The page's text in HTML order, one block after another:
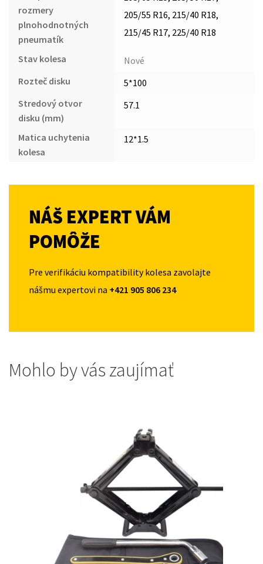
rozmery
plnohodnotných
pneumatík
205/55 R16, 215/40 R18,
215/45 R17, 225/40 R18
Stav kolesa
Nové
Rozteč disku
5*100
Stredový otvor
disku (mm)
57.1
Matica uchytenia
kolesa
12*1.5
NÁŠ EXPERT VÁM
POMÔŽE
Pre verifikáciu kompatibility kolesa zavolajte
nášmu expertovi na +421 905 806 234
Mohlo by vás zaujímať